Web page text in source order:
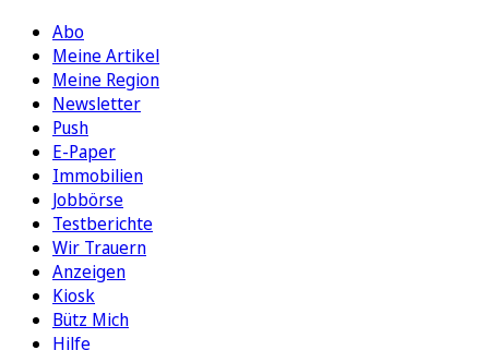
Abo
Meine Artikel
Meine Region
Newsletter
Push
E-Paper
Immobilien
Jobbörse
Testberichte
Wir Trauern
Anzeigen
Kiosk
Bütz Mich
Hilfe